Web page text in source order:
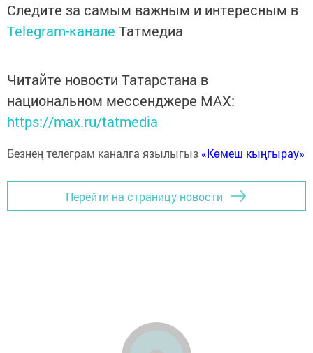
Следите за самым важным и интересным в
Telegram-канале Татмедиа
Читайте новости Татарстана в
национальном мессенджере MАХ:
https://max.ru/tatmedia
Безнең телеграм каналга язылыгыз «Көмеш кыңгырау»
Перейти на страницу новости